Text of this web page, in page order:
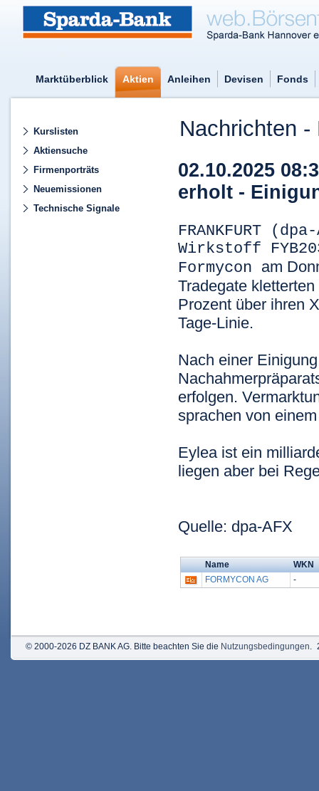
Marktüberblick Aktien Anleihen Devisen Fonds
Kurslisten
Aktiensuche
Firmenporträts
Neuemissionen
Technische Signale
Nachrichten
02.10.2025
erholt -
FRANKFURT
Wirkstoff
Formycon am
Tradegate
Prozent über ihren
Tage-Linie.
Nach einer
erfolgen.
sprachen von
Eylea ist ein
liegen aber bei
Quelle: dpa-AFX
Name
WKN
FORMYCON AG
-
© 2000-2026 DZ BANK AG. Bitte beachten Sie die Nutzungsbedingungen.